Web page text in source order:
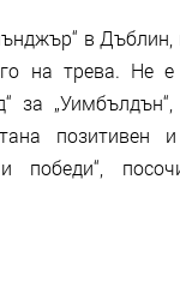
в Дъблин,
на трева. Не
за
позитивен
победи“,